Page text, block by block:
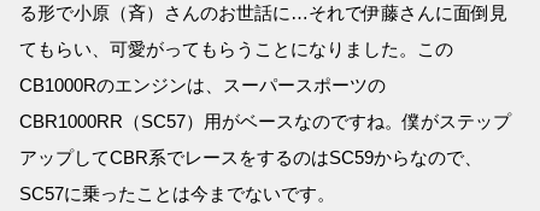
る形で小原（斉）さんのお世話に…それで伊藤さんに面倒見
てもらい、可愛がってもらうことになりました。この
CB1000Rのエンジンは、スーパースポーツの
CBR1000RR（SC57）用がベースなのですね。僕がステップ
アップしてCBR系でレースをするのはSC59からなので、
SC57に乗ったことは今までないです。